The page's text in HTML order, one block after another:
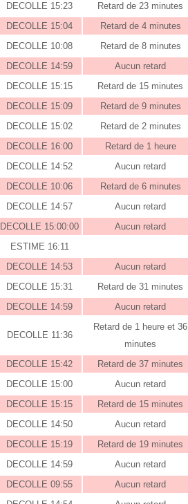
DECOLLE 15:23
Retard de 23 minutes
DECOLLE 15:04
Retard de 4 minutes
DECOLLE 10:08
Retard de 8 minutes
DECOLLE 14:59
Aucun retard
DECOLLE 15:15
Retard de 15 minutes
DECOLLE 15:09
Retard de 9 minutes
DECOLLE 15:02
Retard de 2 minutes
DECOLLE 16:00
Retard de 1 heure
DECOLLE 14:52
Aucun retard
DECOLLE 10:06
Retard de 6 minutes
DECOLLE 14:57
Aucun retard
DECOLLE 15:00:00
Aucun retard
ESTIME 16:11
DECOLLE 14:53
Aucun retard
DECOLLE 15:31
Retard de 31 minutes
DECOLLE 14:59 Aucun retard
DECOLLE 11:36
Retard de 1 heure et 36
minutes
DECOLLE 15:42
Retard de 37 minutes
DECOLLE 15:00
Aucun retard
DECOLLE 15:15
Retard de 15 minutes
DECOLLE 14:50
Aucun retard
DECOLLE 15:19
Retard de 19 minutes
DECOLLE 14:59
Aucun retard
DECOLLE 09:55
Aucun retard